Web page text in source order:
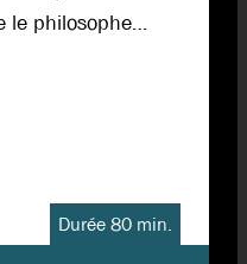
le philosophe…
Durée 80 min.